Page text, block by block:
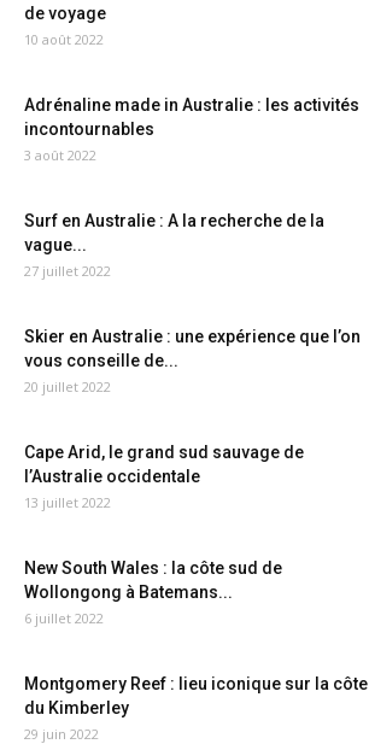
de voyage
10 août 2022
Adrénaline made in Australie : les activités
incontournables
3 août 2022
Surf en Australie : A la recherche de la
vague...
27 juillet 2022
Skier en Australie : une expérience que l’on
vous conseille de...
20 juillet 2022
Cape Arid, le grand sud sauvage de
l’Australie occidentale
13 juillet 2022
New South Wales : la côte sud de
Wollongong à Batemans...
6 juillet 2022
Montgomery Reef : lieu iconique sur la côte
du Kimberley
29 juin 2022